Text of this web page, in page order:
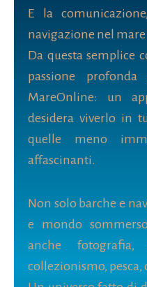
E la
navigazione nel
Da questa semplice
passione
MareOnline: un
desidera viverlo in
quelle meno
affascinanti.
Non solo barche e
e mondo
anche
collezionismo, pesca,